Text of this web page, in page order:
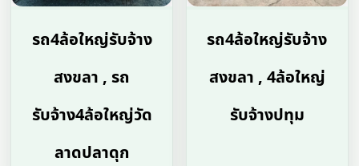
รถ4ล้อใหญ่รับจ้าง
สงขลา , รถ
รับจ้าง4ล้อใหญ่วัด
ลาดปลาดุก
รถ4ล้อใหญ่รับจ้าง
สงขลา , 4ล้อใหญ่
รับจ้างปทุม